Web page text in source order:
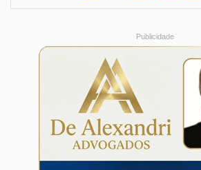
Publicidade